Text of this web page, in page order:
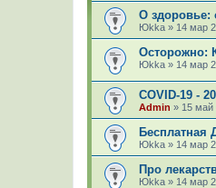
О
Юkka » 14 мар
Осторожно:
Юkka » 14 мар
COVID-19 -
Admin » 15 май
Бесплатная
Юkka » 14 мар
Про
Юkka » 14 мар